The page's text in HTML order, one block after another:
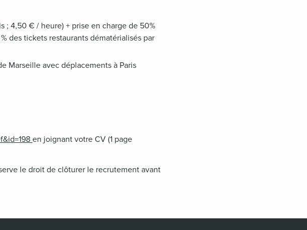
; 4,50 € / heure) + prise en charge de 50%
des tickets restaurants dématérialisés par
Marseille avec déplacements à Paris
en joignant votre CV (1 page
le droit de clôturer le recrutement avant